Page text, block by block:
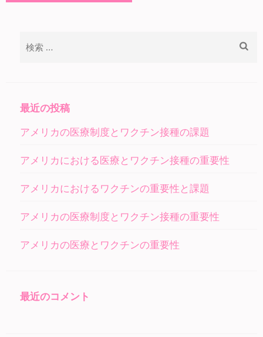
最近の投稿
アメリカの医療制度とワクチン接種の課題
アメリカにおける医療とワクチン接種の重要性
アメリカにおけるワクチンの重要性と課題
アメリカの医療制度とワクチン接種の重要性
アメリカの医療とワクチンの重要性
最近のコメント